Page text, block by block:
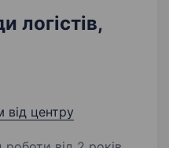
логістів,
від центру